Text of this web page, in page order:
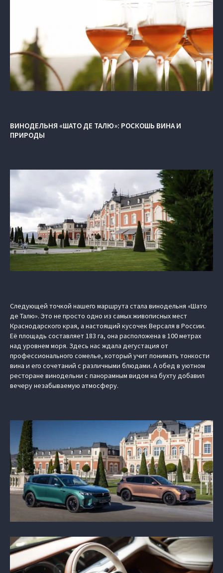
ВИНОДЕЛЬНЯ «ШАТО ДЕ ТАЛЮ»: РОСКОШЬ ВИНА И
ПРИРОДЫ
Следующей точкой нашего маршрута стала винодельня «Шато
де Талю». Это не просто одно из самых живописных мест
Краснодарского края, а настоящий кусочек Версаля в России.
Её площадь составляет 183 га, она расположена в 100 метрах
над уровнем моря. Здесь нас ждала дегустация от
профессионального сомелье, который учит понимать тонкости
вина и его сочетаний с различными блюдами. А обед в уютном
ресторане винодельни с панорамным видом на бухту добавил
вечеру незабываемую атмосферу.